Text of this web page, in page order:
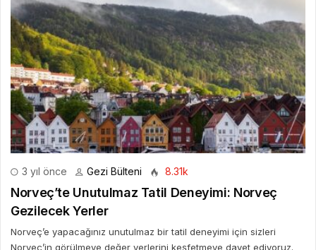
3 yıl önce Gezi Bülteni 8.31k
Norveç’te Unutulmaz Tatil Deneyimi: Norveç
Gezilecek Yerler
Norveç’e yapacağınız unutulmaz bir tatil deneyimi için sizleri
Norveç’in görülmeye değer yerlerini keşfetmeye davet ediyoruz.